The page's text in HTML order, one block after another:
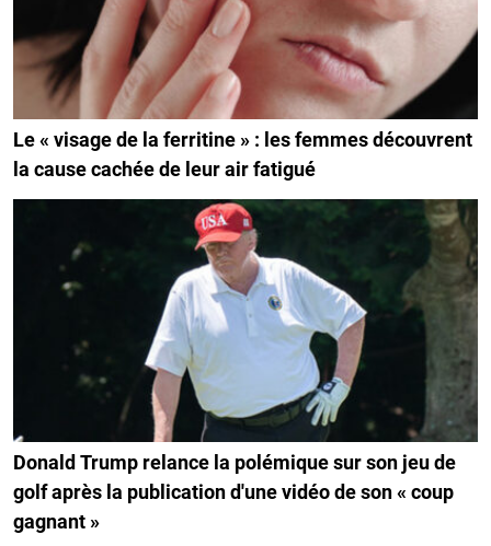
Le « visage de la ferritine » : les femmes découvrent
la cause cachée de leur air fatigué
Donald Trump relance la polémique sur son jeu de
golf après la publication d'une vidéo de son « coup
gagnant »